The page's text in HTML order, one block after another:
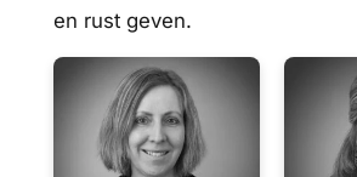
en rust geven.